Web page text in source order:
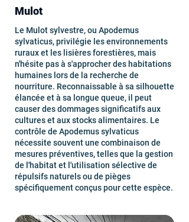
Mulot
Le Mulot sylvestre, ou Apodemus
sylvaticus, privilégie les environnements
ruraux et les lisières forestières, mais
n'hésite pas à s'approcher des habitations
humaines lors de la recherche de
nourriture. Reconnaissable à sa silhouette
élancée et à sa longue queue, il peut
causer des dommages significatifs aux
cultures et aux stocks alimentaires. Le
contrôle de Apodemus sylvaticus
nécessite souvent une combinaison de
mesures préventives, telles que la gestion
de l'habitat et l'utilisation sélective de
répulsifs naturels ou de pièges
spécifiquement conçus pour cette espèce.